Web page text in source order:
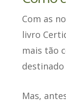
Com as
livro
mais tão
Mas,